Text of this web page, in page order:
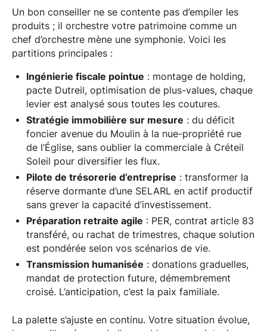
Un bon conseiller ne se contente pas d’empiler les
produits ; il orchestre votre patrimoine comme un
chef d’orchestre mène une symphonie. Voici les
partitions principales :
Ingénierie fiscale pointue : montage de holding,
pacte Dutreil, optimisation de plus-values, chaque
levier est analysé sous toutes les coutures.
Stratégie immobilière sur mesure : du déficit
foncier avenue du Moulin à la nue-propriété rue
de l’Église, sans oublier la commerciale à Créteil
Soleil pour diversifier les flux.
Pilote de trésorerie d’entreprise : transformer la
réserve dormante d’une SELARL en actif productif
sans grever la capacité d’investissement.
Préparation retraite agile : PER, contrat article 83
transféré, ou rachat de trimestres, chaque solution
est pondérée selon vos scénarios de vie.
Transmission humanisée : donations graduelles,
mandat de protection future, démembrement
croisé. L’anticipation, c’est la paix familiale.
La palette s’ajuste en continu. Votre situation évolue,